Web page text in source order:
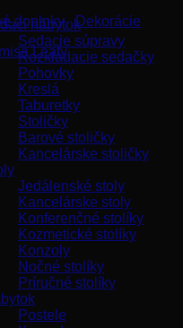
nábytok
Sedacie súpravy
Rozkladacie sedačky
Pohovky
Kreslá
Taburetky
Stoličky
Barové stoličky
Kancelárske stoličky
Jedálenské stoly
Kancelárske stoly
Konferenčné stolíky
Kozmetické stolíky
Konzoly
Nočné stolíky
Príručné stolíky
Postele
doplnky / Dekorácie